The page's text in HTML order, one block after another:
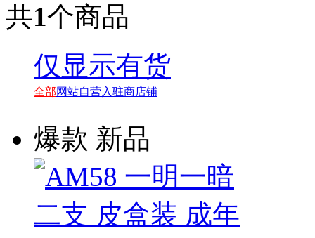
共1个商品
仅显示有货
全部网站自营入驻商店铺
爆款 新品